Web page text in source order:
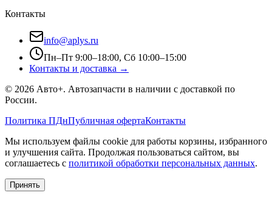
Контакты
info@aplys.ru
Пн–Пт 9:00–18:00, Сб 10:00–15:00
Контакты и доставка →
© 2026 Авто+. Автозапчасти в наличии с доставкой по
России.
Политика ПДнПубличная офертаКонтакты
Мы используем файлы cookie для работы корзины, избранного
и улучшения сайта. Продолжая пользоваться сайтом, вы
соглашаетесь с политикой обработки персональных данных.
Принять